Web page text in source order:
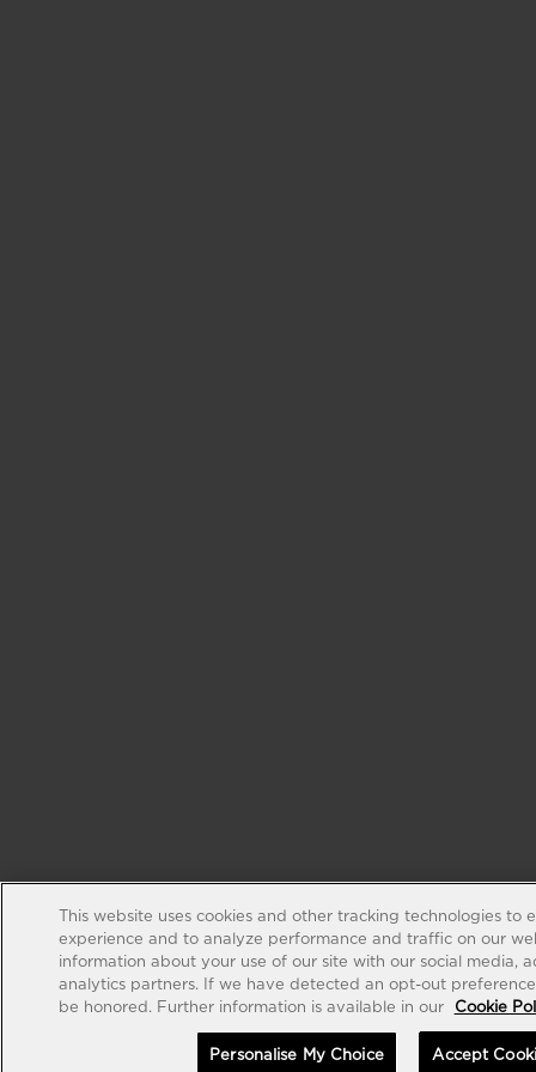
This website uses cookies and other tracking technologies to
experience and to analyze performance and traffic on our
information about your use of our site with our social media,
analytics partners. If we have detected an opt-out
be honored. Further information is available in our
Cookie
Personalise My Choice Accept